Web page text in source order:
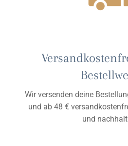
Wir versenden deine
und ab 48 €
und